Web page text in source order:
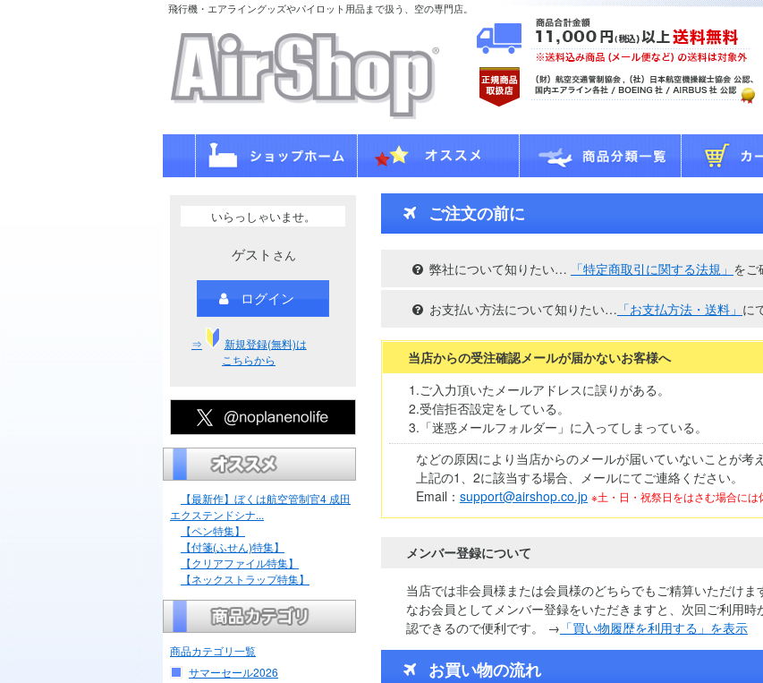
飛行機・エアライングッズやパイロット用品まで扱う、空の専門店。
いらっしゃいませ。
ゲスト さん
ログイン
⇒
新規登録(無料)は
こちらから
【最新作】ぼくは航空管制官4 成田
エクステンドシナ...
【ペン特集】
【付箋(ふせん)特集】
【クリアファイル特集】
【ネックストラップ特集】
商品カテゴリ一覧
サマーセール2026
ご注文の前に
弊社について知りたい… 「特定商取引に関する法規」 をご
お支払い方法について知りたい… 「お支払方法・送料」 に
当店からの受注確認メールが届かないお客様へ
1.ご入力頂いたメールアドレスに誤りがある。
2.受信拒否設定をしている。
3.「迷惑メールフォルダー」に入ってしまっている。
などの原因により当店からのメールが届いていないことが考
上記の1、2に該当する場合、メールにてご連絡ください。
Email： support@airshop.co.jp ※土・日・祝祭日をはさむ場合には
メンバー登録について
当店では非会員様または会員様のどちらでもご精算いただけま
なお会員としてメンバー登録をいただきますと、次回ご利用
認できるので便利です。 → 「買い物履歴を利用する」を表示
お買い物の流れ